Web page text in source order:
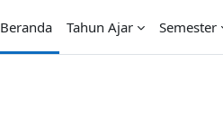
Beranda
Tahun Ajar Semester